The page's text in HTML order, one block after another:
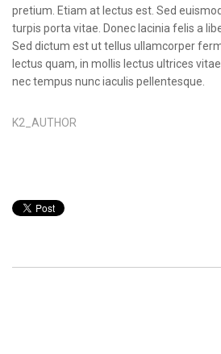
pretium. Etiam at lectus est. Sed
turpis porta vitae. Donec lacinia felis a
Sed dictum est ut tellus ullamcorper
lectus quam, in mollis lectus ultrices
nec tempus nunc iaculis pellentesque.
K2_AUTHOR